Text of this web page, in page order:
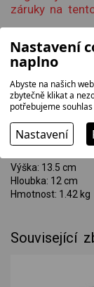
záruky na
Rozměry výrobku:
Výška: 12.5 cm
Hloubka: 11.5 cm
Hmotnost: 1.23 kg
Rozměry balení:
Výška: 13.5 cm
Hloubka: 12 cm
Hmotnost: 1.42 kg
Související
Nastavení
naplno
Abyste na našich
zbytečně klikat a
potřebujeme
Nastavení